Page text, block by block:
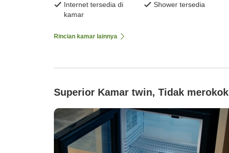
Internet tersedia di
kamar
Shower tersedia
Rincian kamar lainnya
Superior Kamar twin, Tidak merokok